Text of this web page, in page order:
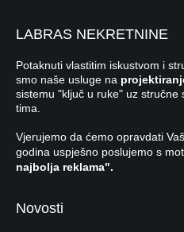
LABRAS NEKRETNINE
Potaknuti vlastitim iskustvom i
smo naše usluge na
sistemu "ključ u ruke" uz stručne
tima.
Vjerujemo da ćemo opravdati
godina uspješno poslujemo s
najbolja reklama".
Novosti